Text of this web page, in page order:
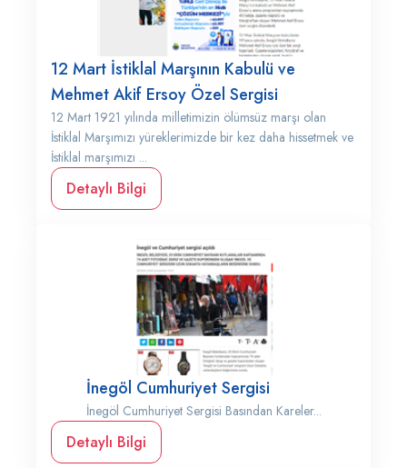
12 Mart İstiklal Marşının Kabulü ve
Mehmet Akif Ersoy Özel Sergisi
12 Mart 1921 yılında milletimizin ölümsüz marşı olan
İstiklal Marşımızı yüreklerimizde bir kez daha hissetmek ve
İstiklal marşımızı ...
Detaylı Bilgi
İnegöl Cumhuriyet Sergisi
İnegöl Cumhuriyet Sergisi Basından Kareler...
Detaylı Bilgi